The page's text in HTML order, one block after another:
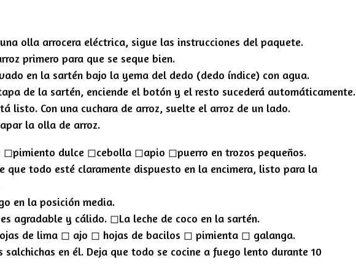
olla arrocera eléctrica, sigue las instrucciones del paquete.
primero para que se seque bien.
en la sartén bajo la yema del dedo (dedo índice) con agua.
de la sartén, enciende el botón y el resto sucederá automáticamente.
listo. Con una cuchara de arroz, suelte el arroz de un lado.
la olla de arroz.
dulce ◻︎cebolla ◻︎apio ◻︎puerro en trozos pequeños.
que todo esté claramente dispuesto en la encimera, listo para la
en la posición media.
agradable y cálido. ◻︎La leche de coco en la sartén.
de lima ◻︎ ajo ◻︎ hojas de bacilos ◻︎ pimienta ◻︎ galanga.
salchichas en él. Deja que todo se cocine a fuego lento durante 10